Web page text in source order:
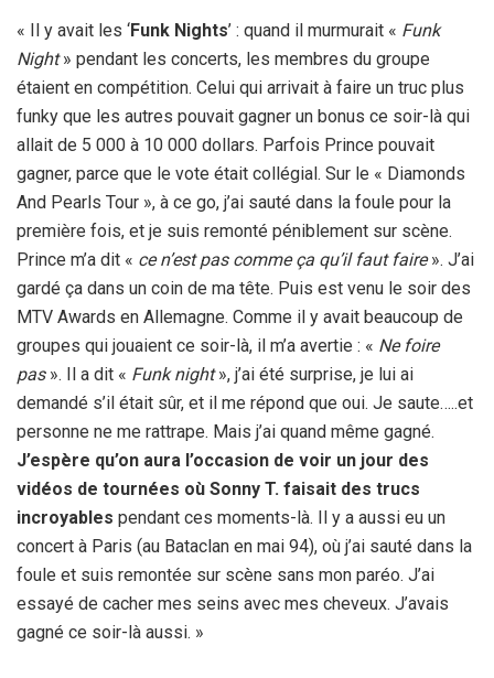
« Il y avait les ‘Funk Nights’ : quand il murmurait « Funk
Night» pendant les concerts, les membres du groupe
étaient en compétition. Celui qui arrivait à faire un truc plus
funky que les autres pouvait gagner un bonus ce soir-là qui
allait de 5 000 à 10 000 dollars. Parfois Prince pouvait
gagner, parce que le vote était collégial. Sur le « Diamonds
And Pearls Tour », à ce go, j’ai sauté dans la foule pour la
première fois, et je suis remonté péniblement sur scène.
Prince m’a dit « ce n’est pas comme ça qu’il faut faire». J’ai
gardé ça dans un coin de ma tête. Puis est venu le soir des
MTV Awards en Allemagne. Comme il y avait beaucoup de
groupes qui jouaient ce soir-là, il m’a avertie : « Ne foire
pas». Il a dit « Funk night», j’ai été surprise, je lui ai
demandé s’il était sûr, et il me répond que oui. Je saute…..et
personne ne me rattrape. Mais j’ai quand même gagné.
J’espère qu’on aura l’occasion de voir un jour des
vidéos de tournées où Sonny T. faisait des trucs
incroyables pendant ces moments-là. Il y a aussi eu un
concert à Paris (au Bataclan en mai 94), où j’ai sauté dans la
foule et suis remontée sur scène sans mon paréo. J’ai
essayé de cacher mes seins avec mes cheveux. J’avais
gagné ce soir-là aussi. »